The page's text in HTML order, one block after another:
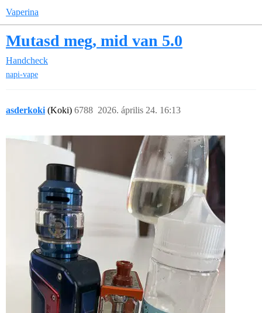
Vaperina
Mutasd meg, mid van 5.0
Handcheck
napi-vape
asderkoki (Koki) 2026. április 24. 16:13
6788